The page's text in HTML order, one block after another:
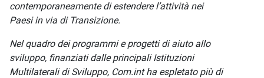
contemporaneamente di estendere l’attività nei
Paesi in via di Transizione.
Nel quadro dei programmi e progetti di aiuto allo
sviluppo, finanziati dalle principali Istituzioni
Multilaterali di Sviluppo, Com.int ha espletato più di